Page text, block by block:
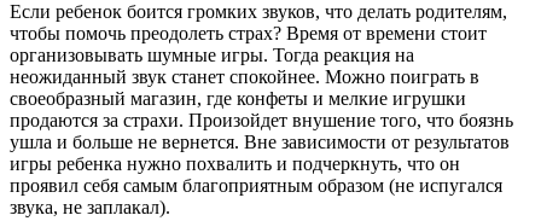
Если ребенок боится громких звуков, что делать родителям,
чтобы помочь преодолеть страх? Время от времени стоит
организовывать шумные игры. Тогда реакция на
неожиданный звук станет спокойнее. Можно поиграть в
своеобразный магазин, где конфеты и мелкие игрушки
продаются за страхи. Произойдет внушение того, что боязнь
ушла и больше не вернется. Вне зависимости от результатов
игры ребенка нужно похвалить и подчеркнуть, что он
проявил себя самым благоприятным образом (не испугался
звука, не заплакал).